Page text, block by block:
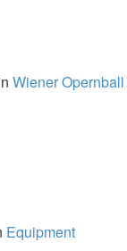
Wiener Opernball
Equipment